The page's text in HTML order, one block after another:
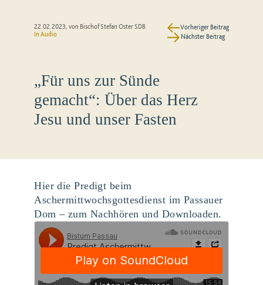
22.02.2023, von Bischof Stefan Oster SDB
In Audio
Vorheriger Beitrag
Nächster Beitrag
„Für uns zur Sünde
gemacht“: Über das Herz
Jesu und unser Fasten
Hier die Predigt beim
Aschermittwochsgottesdienst im Passauer
Dom – zum Nachhören und Downloaden.